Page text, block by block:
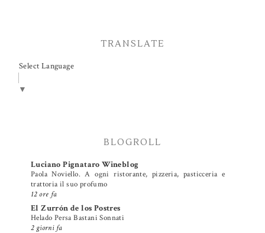
TRANSLATE
Select Language
▼
BLOGROLL
Luciano Pignataro Wineblog
Paola Noviello. A ogni ristorante, pizzeria, pasticceria e
trattoria il suo profumo
12 ore fa
El Zurrón de los Postres
Helado Persa Bastani Sonnati
2 giorni fa